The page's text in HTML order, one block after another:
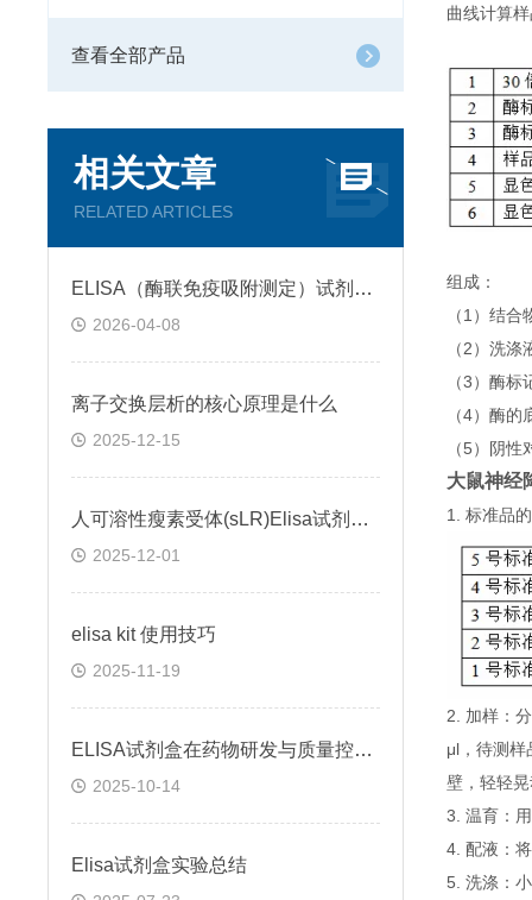
查看全部产品
相关文章
RELATED ARTICLES
ELISA（酶联免疫吸附测定）试剂盒原理类型检测方法
2026-04-08
离子交换层析的核心原理是什么
2025-12-15
人可溶性瘦素受体(sLR)Elisa试剂盒可溶性受体的作用
2025-12-01
elisa kit 使用技巧
2025-11-19
ELISA试剂盒在药物研发与质量控制中的应用实践
2025-10-14
Elisa试剂盒实验总结
曲线计算
组成：
（1）结
（2）洗
（3）酶
（4）酶的
（5）阴
大鼠神经
1. 标准品
2. 加样：
μl，待测样
壁，轻轻
3. 温育：
4. 配液：
5. 洗涤：